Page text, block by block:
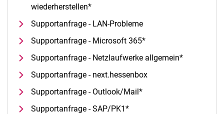
wiederherstellen*
Supportanfrage - LAN-Probleme
Supportanfrage - Microsoft 365*
Supportanfrage - Netzlaufwerke allgemein*
Supportanfrage - next.hessenbox
Supportanfrage - Outlook/Mail*
Supportanfrage - SAP/PK1*